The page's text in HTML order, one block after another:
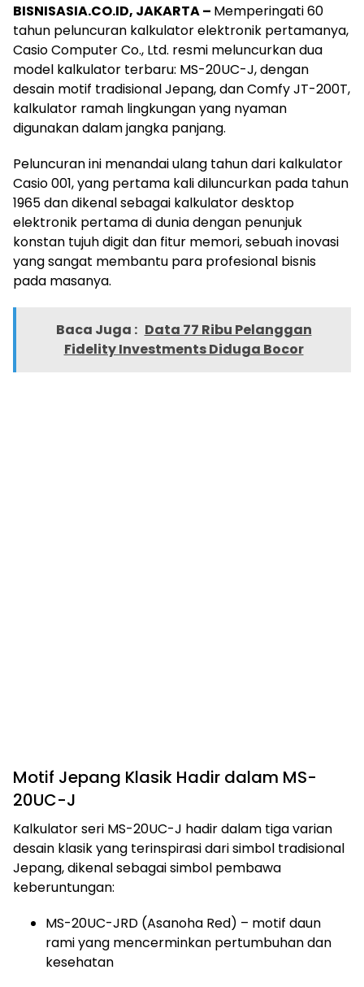
BISNISASIA.CO.ID, JAKARTA – Memperingati 60
tahun peluncuran kalkulator elektronik pertamanya,
Casio Computer Co., Ltd. resmi meluncurkan dua
model kalkulator terbaru: MS-20UC-J, dengan
desain motif tradisional Jepang, dan Comfy JT-200T,
kalkulator ramah lingkungan yang nyaman
digunakan dalam jangka panjang.
Peluncuran ini menandai ulang tahun dari kalkulator
Casio 001, yang pertama kali diluncurkan pada tahun
1965 dan dikenal sebagai kalkulator desktop
elektronik pertama di dunia dengan penunjuk
konstan tujuh digit dan fitur memori, sebuah inovasi
yang sangat membantu para profesional bisnis
pada masanya.
Baca Juga : Data 77 Ribu Pelanggan
Fidelity Investments Diduga Bocor
Motif Jepang Klasik Hadir dalam MS-
20UC-J
Kalkulator seri MS-20UC-J hadir dalam tiga varian
desain klasik yang terinspirasi dari simbol tradisional
Jepang, dikenal sebagai simbol pembawa
keberuntungan:
MS-20UC-JRD (Asanoha Red) – motif daun
rami yang mencerminkan pertumbuhan dan
kesehatan